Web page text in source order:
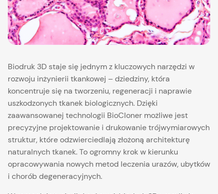
Biodruk 3D staje się jednym z kluczowych narzędzi w
rozwoju inżynierii tkankowej – dziedziny, która
koncentruje się na tworzeniu, regeneracji i naprawie
uszkodzonych tkanek biologicznych. Dzięki
zaawansowanej technologii BioCloner możliwe jest
precyzyjne projektowanie i drukowanie trójwymiarowych
struktur, które odzwierciedlają złożoną architekturę
naturalnych tkanek. To ogromny krok w kierunku
opracowywania nowych metod leczenia urazów, ubytków
i chorób degeneracyjnych.